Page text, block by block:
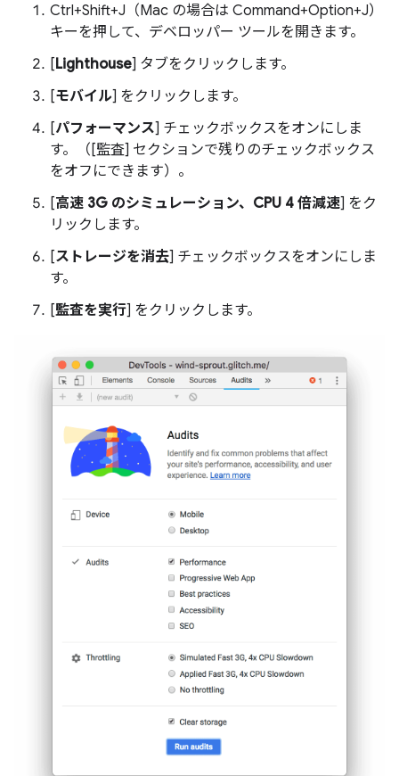
Ctrl+Shift+J（Mac の場合は Command+Option+J）
キーを押して、デベロッパー ツールを開きます。
[Lighthouse] タブをクリックします。
[モバイル] をクリックします。
[パフォーマンス] チェックボックスをオンにしま
す。（[監査] セクションで残りのチェックボックス
をオフにできます）。
[高速 3G のシミュレーション、CPU 4 倍減速] をク
リックします。
[ストレージを消去] チェックボックスをオンにしま
す。
[監査を実行] をクリックします。